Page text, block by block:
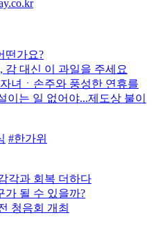
떤가요?
감 대신 이 과일을 주세요
녀ㆍ손주와 풍성한 연휴를
는 일 없어야...제도상 불이
#한가위
각과 회복 더하다
가 될 수 있을까?
청음회 개최